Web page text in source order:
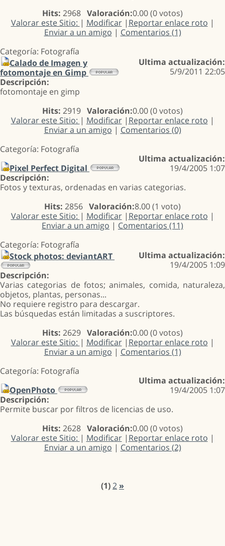
Hits: 2968 Valoración:0.00 (0 votos)
Valorar este Sitio: | Modificar| Reportar enlace roto |
Enviar a un amigo | Comentarios (1)
Categoría: Fotografía
Calado de Imagen y
fotomontaje en Gimp
Ultima actualización:
5/9/2011 22:05
Descripción:
fotomontaje en gimp
Hits: 2919 Valoración:0.00 (0 votos)
Valorar este Sitio: | Modificar| Reportar enlace roto |
Enviar a un amigo | Comentarios (0)
Categoría: Fotografía
Pixel Perfect Digital
Ultima actualización:
19/4/2005 1:07
Descripción:
Fotos y texturas, ordenadas en varias categorias.
Hits: 2856 Valoración:8.00 (1 voto)
Valorar este Sitio: | Modificar| Reportar enlace roto |
Enviar a un amigo | Comentarios (11)
Categoría: Fotografía
Stock photos: deviantART
Ultima actualización:
19/4/2005 1:09
Descripción:
Varias categorias de fotos; animales, comida, naturaleza,
objetos, plantas, personas...
No requiere registro para descargar.
Las búsquedas están limitadas a suscriptores.
Hits: 2629 Valoración:0.00 (0 votos)
Valorar este Sitio: | Modificar| Reportar enlace roto |
Enviar a un amigo | Comentarios (1)
Categoría: Fotografía
OpenPhoto
Ultima actualización:
19/4/2005 1:07
Descripción:
Permite buscar por filtros de licencias de uso.
Hits: 2628 Valoración:0.00 (0 votos)
Valorar este Sitio: | Modificar| Reportar enlace roto |
Enviar a un amigo | Comentarios (2)
(1)2 »